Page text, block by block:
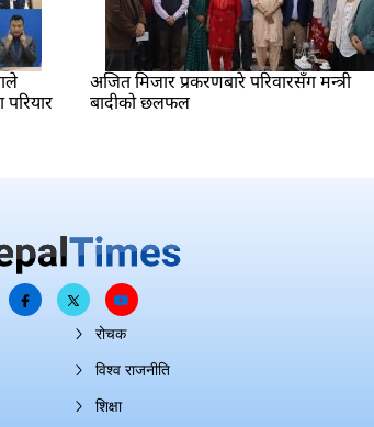
अजित मिजार प्रकरणबारे परिवारसँग मन्त्री
बादीको छलफल
रोचक
विश्व राजनीति
शिक्षा